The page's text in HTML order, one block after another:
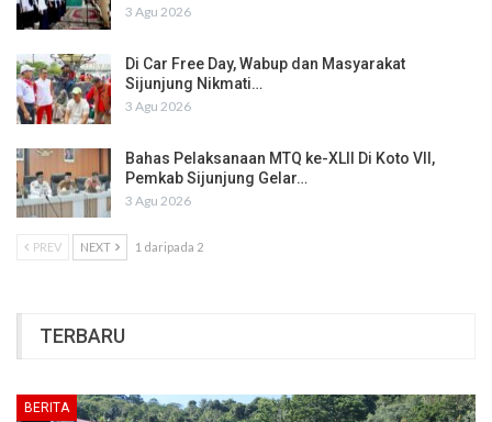
3 Agu 2026
Di Car Free Day, Wabup dan Masyarakat
Sijunjung Nikmati…
3 Agu 2026
Bahas Pelaksanaan MTQ ke-XLII Di Koto VII,
Pemkab Sijunjung Gelar…
3 Agu 2026
PREV NEXT 1 daripada 2
TERBARU
BERITA